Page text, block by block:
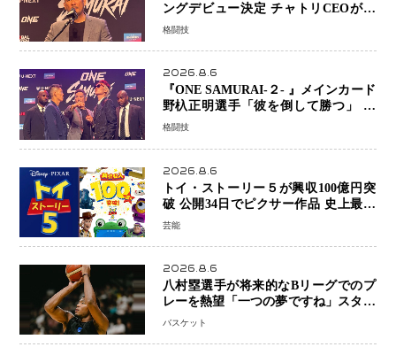
ングデビュー決定 チャトリCEOがサ
プライズ発表 2カ月連続参戦へ
格闘技
2026.8.6
『ONE SAMURAI-２- 』メインカード
野杁正明選手「彼を倒して勝つ」 リ
ウ・メンヤンとの因縁に決着へ 再起
初戦
格闘技
2026.8.6
トイ・ストーリー５が興収100億円突
破 公開34日でピクサー作品 史上最速
日本歴代シリーズ最高更新も目前
芸能
2026.8.6
八村塁選手が将来的なBリーグでのプ
レーを熱望「一つの夢ですね」スター
帰還がリーグ価値を押し上げる可能性
バスケット